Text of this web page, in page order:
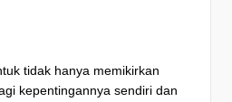
tidak hanya memikirkan
kepentingannya sendiri dan